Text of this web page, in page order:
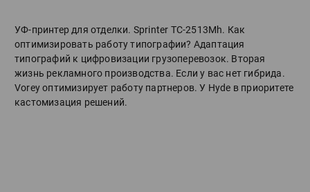
УФ-принтер для отделки. Sprinter ТС-2513Mh. Как
оптимизировать работу типографии? Адаптация
типографий к цифровизации грузоперевозок. Вторая
жизнь рекламного производства. Если у вас нет гибрида.
Vorey оптимизирует работу партнеров. У Hyde в приоритете
кастомизация решений.